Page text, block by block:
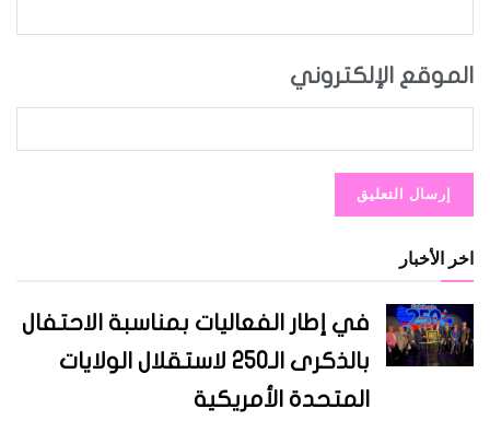
الموقع الإلكتروني
اخر الأخبار
في إطار الفعاليات بمناسبة الاحتفال
بالذكرى الـ250 لاستقلال الولايات
المتحدة الأمريكية